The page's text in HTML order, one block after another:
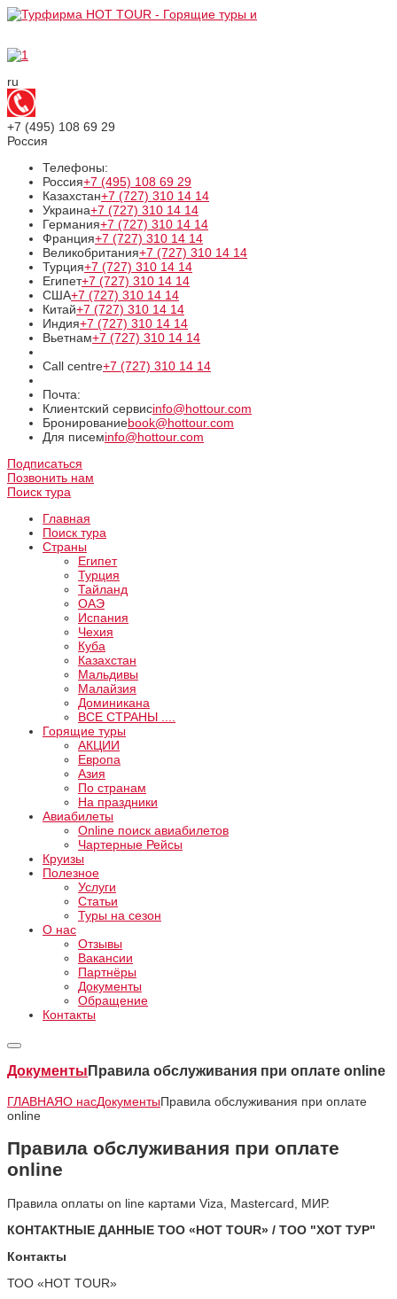
ru
+7 (495) 108 69 29
Россия
Телефоны:
Россия+7 (495) 108 69 29
Казахстан+7 (727) 310 14 14
Украина+7 (727) 310 14 14
Германия+7 (727) 310 14 14
Франция+7 (727) 310 14 14
Великобритания+7 (727) 310 14 14
Турция+7 (727) 310 14 14
Египет+7 (727) 310 14 14
США+7 (727) 310 14 14
Китай+7 (727) 310 14 14
Индия+7 (727) 310 14 14
Вьетнам+7 (727) 310 14 14
Call centre+7 (727) 310 14 14
Почта:
Клиентский сервисinfo@hottour.com
Бронированиеbook@hottour.com
Для писемinfo@hottour.com
Подписаться
Позвонить нам
Поиск тура
Главная
Поиск тура
Страны
Египет
Турция
Тайланд
ОАЭ
Испания
Чехия
Куба
Казахстан
Мальдивы
Малайзия
Доминикана
ВCE СТРАНЫ ....
Горящие туры
АКЦИИ
Европа
Азия
По странам
На праздники
Авиабилеты
Online поиск авиабилетов
Чартерные Рейсы
Круизы
Полезное
Услуги
Статьи
Туры на сезон
О нас
Отзывы
Вакансии
Партнёры
Документы
Обращение
Контакты
Документы Правила обслуживания при оплате online
ГЛАВНАЯО насДокументыПравила обслуживания при оплате
online
Правила обслуживания при оплате
online
Правила оплаты on line картами Viza, Mastercard, МИР.
КОНТАКТНЫЕ ДАННЫЕ ТОО «HOT TOUR» / ТОО "ХОТ ТУР"
Контакты
ТОО «HOT TOUR»